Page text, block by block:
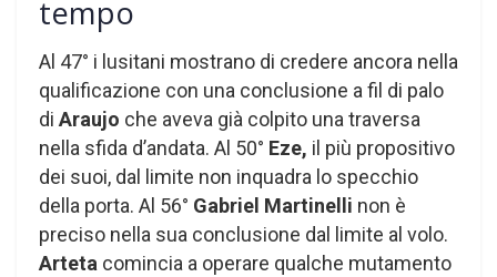
tempo
Al 47° i lusitani mostrano di credere ancora nella
qualificazione con una conclusione a fil di palo
di Araujo che aveva già colpito una traversa
nella sfida d’andata. Al 50° Eze, il più propositivo
dei suoi, dal limite non inquadra lo specchio
della porta. Al 56° Gabriel Martinelli non è
preciso nella sua conclusione dal limite al volo.
Arteta comincia a operare qualche mutamento